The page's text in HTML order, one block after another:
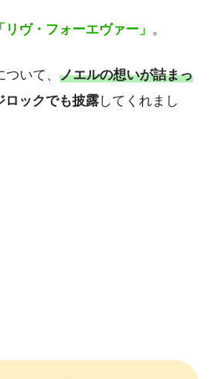
「リヴ・フォーエヴァー」 。
いて、 ノエルの想いが詰まっ
ロックでも披露してくれまし